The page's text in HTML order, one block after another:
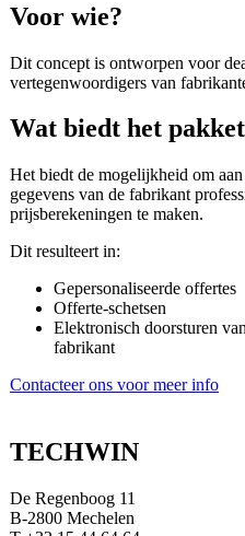
Voor wie?
Dit concept is ontworpen voor
vertegenwoordigers van
Wat biedt het
Het biedt de mogelijkheid om
gegevens van de fabrikant
prijsberekeningen te maken.
Dit resulteert in:
Gepersonaliseerde offertes
Offerte-schetsen
Elektronisch doorsturen
fabrikant
Contacteer ons voor meer info
TECHWIN
De Regenboog 11
B-2800 Mechelen